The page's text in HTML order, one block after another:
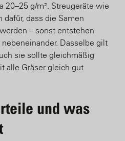
g/m². Streugeräte wie
dafür, dass die Samen
– sonst entstehen
Dasselbe gilt
sie sollte gleichmäßig
alle Gräser gleich gut
und was